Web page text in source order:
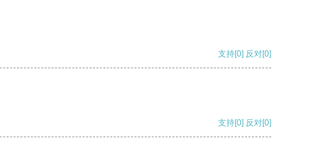
支持[0] 反对[0]
支持[0] 反对[0]